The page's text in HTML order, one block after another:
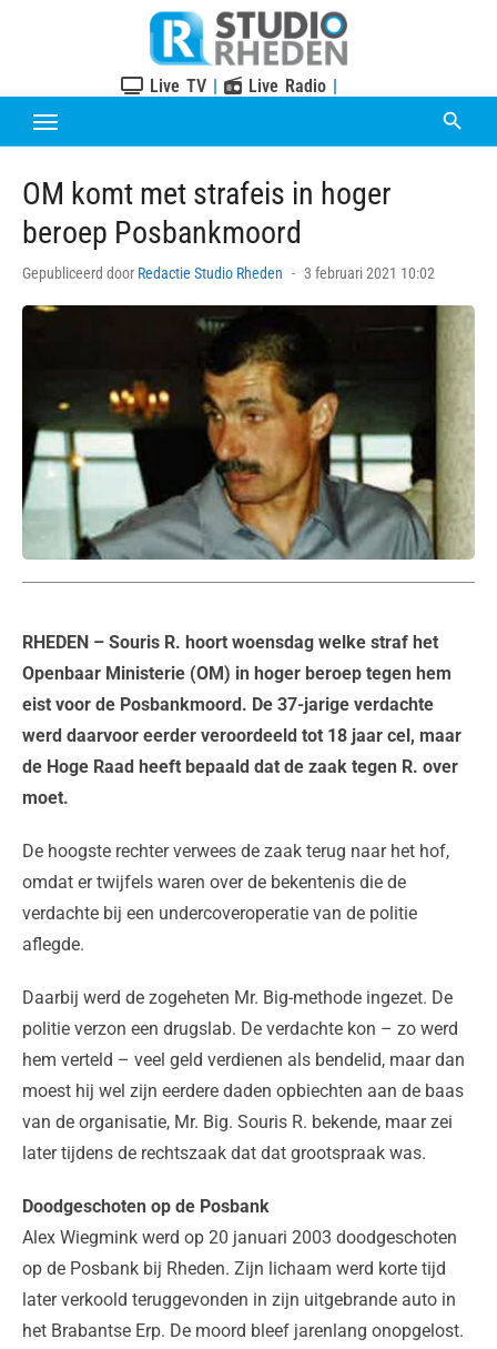
Live TV | Live Radio |
OM komt met strafeis in hoger
beroep Posbankmoord
Gepubliceerd door Redactie Studio Rheden
Posted
3 februari 2021 10:02
RHEDEN – Souris R. hoort woensdag welke straf het
Openbaar Ministerie (OM) in hoger beroep tegen hem
eist voor de Posbankmoord. De 37-jarige verdachte
werd daarvoor eerder veroordeeld tot 18 jaar cel, maar
de Hoge Raad heeft bepaald dat de zaak tegen R. over
moet.
De hoogste rechter verwees de zaak terug naar het hof,
omdat er twijfels waren over de bekentenis die de
verdachte bij een undercoveroperatie van de politie
aflegde.
Daarbij werd de zogeheten Mr. Big-methode ingezet. De
politie verzon een drugslab. De verdachte kon – zo werd
hem verteld – veel geld verdienen als bendelid, maar dan
moest hij wel zijn eerdere daden opbiechten aan de baas
van de organisatie, Mr. Big. Souris R. bekende, maar zei
later tijdens de rechtszaak dat dat grootspraak was.
Doodgeschoten op de Posbank
Alex Wiegmink werd op 20 januari 2003 doodgeschoten
op de Posbank bij Rheden. Zijn lichaam werd korte tijd
later verkoold teruggevonden in zijn uitgebrande auto in
het Brabantse Erp. De moord bleef jarenlang onopgelost.